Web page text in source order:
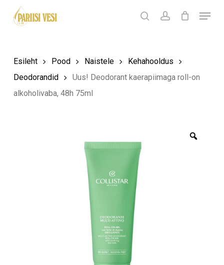
Products
search
searchaccount
Menu
Ostukorv
Esileht Pood Naistele
Kehahooldus
Deodorandid
Uus! Deodorant kaerapiimaga roll-on
alkoholivaba, 48h 75ml